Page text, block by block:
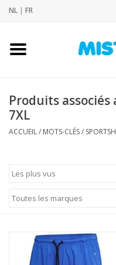
NL | FR
Accueil
Notre Boutique
Produits
7XL
ACCUEIL/ MOTS-CLÉS/